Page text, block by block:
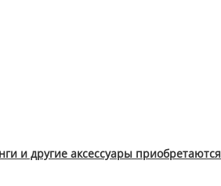
и другие аксессуары